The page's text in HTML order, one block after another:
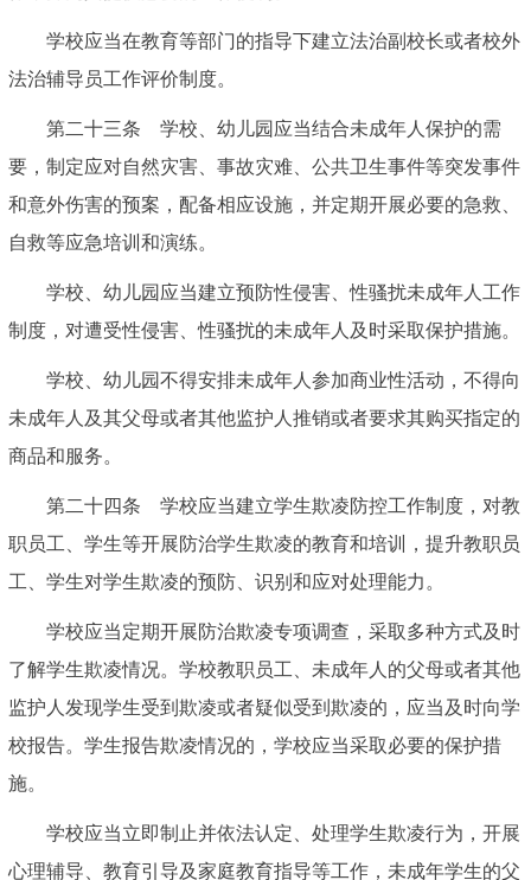
学校应当在教育等部门的指导下建立法治副校长或者校外
法治辅导员工作评价制度。
第二十三条 学校、幼儿园应当结合未成年人保护的需
要，制定应对自然灾害、事故灾难、公共卫生事件等突发事件
和意外伤害的预案，配备相应设施，并定期开展必要的急救、
自救等应急培训和演练。
学校、幼儿园应当建立预防性侵害、性骚扰未成年人工作
制度，对遭受性侵害、性骚扰的未成年人及时采取保护措施。
学校、幼儿园不得安排未成年人参加商业性活动，不得向
未成年人及其父母或者其他监护人推销或者要求其购买指定的
商品和服务。
第二十四条 学校应当建立学生欺凌防控工作制度，对教
职员工、学生等开展防治学生欺凌的教育和培训，提升教职员
工、学生对学生欺凌的预防、识别和应对处理能力。
学校应当定期开展防治欺凌专项调查，采取多种方式及时
了解学生欺凌情况。学校教职员工、未成年人的父母或者其他
监护人发现学生受到欺凌或者疑似受到欺凌的，应当及时向学
校报告。学生报告欺凌情况的，学校应当采取必要的保护措
施。
学校应当立即制止并依法认定、处理学生欺凌行为，开展
心理辅导、教育引导及家庭教育指导等工作，未成年学生的父